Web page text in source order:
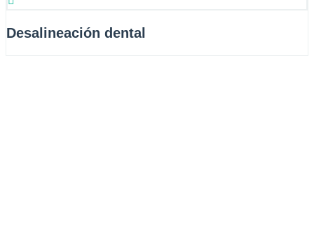
Desalineación dental